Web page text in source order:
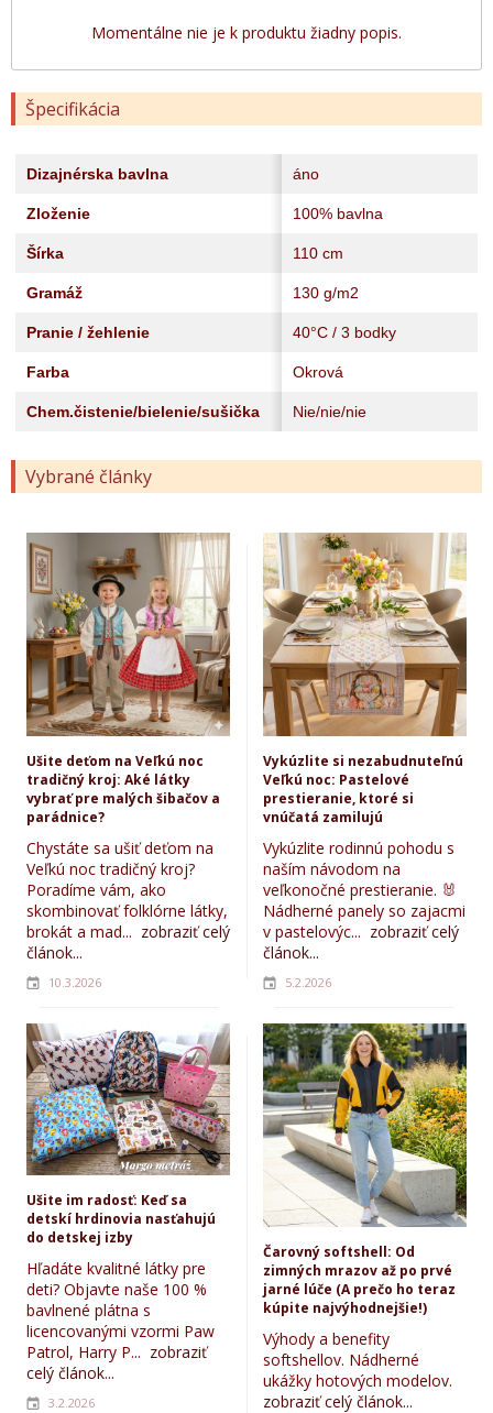
Momentálne nie je k produktu žiadny popis.
Špecifikácia
Dizajnérska bavlna áno
Zloženie 100% bavlna
Šírka 110 cm
Gramáž 130 g/m2
Pranie / žehlenie 40°C / 3 bodky
Farba Okrová
Chem.čistenie/bielenie/sušička Nie/nie/nie
Vybrané články
Ušite deťom na Veľkú noc
tradičný kroj: Aké látky
vybrať pre malých šibačov a
parádnice?
Chystáte sa ušiť deťom na
Veľkú noc tradičný kroj?
Poradíme vám, ako
skombinovať folklórne látky,
brokát a mad... zobraziť celý
článok...
10.3.2026
Vykúzlite si nezabudnuteľnú
Veľkú noc: Pastelové
prestieranie, ktoré si
vnúčatá zamilujú
Vykúzlite rodinnú pohodu s
naším návodom na
veľkonočné prestieranie. 🐰
Nádherné panely so zajacmi
v pastelovýc... zobraziť celý
článok...
5.2.2026
Ušite im radosť: Keď sa
detskí hrdinovia nasťahujú
do detskej izby
Hľadáte kvalitné látky pre
deti? Objavte naše 100 %
bavlnené plátna s
licencovanými vzormi Paw
Patrol, Harry P... zobraziť
celý článok...
3.2.2026
Čarovný softshell: Od
zimných mrazov až po prvé
jarné lúče (A prečo ho teraz
kúpite najvýhodnejšie!)
Výhody a benefity
softshellov. Nádherné
ukážky hotových modelov.
zobraziť celý článok...